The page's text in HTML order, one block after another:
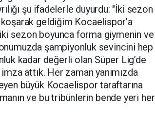
şu ifadelerle duyurdu: "İki sezon
geldiğim Kocaelispor’a
sezon boyunca forma giymenin ve
şampiyonluk sevincini hep
kadar değerli olan Süper Lig’de
attık. Her zaman yanımızda
büyük Kocaelispor taraftarına
ve bu tribünlerin bende yeri her